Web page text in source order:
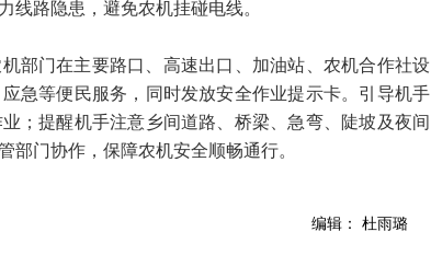
线路隐患，避免农机挂碰电线。
部门在主要路口、高速出口、加油站、农机合作社设
急等便民服务，同时发放安全作业提示卡。引导机手
；提醒机手注意乡间道路、桥梁、急弯、陡坡及夜间
部门协作，保障农机安全顺畅通行。
编辑： 杜雨璐